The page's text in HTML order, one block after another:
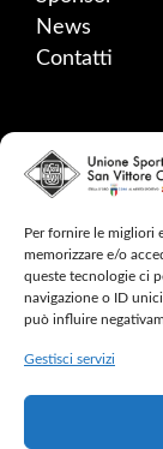
Per fornire le migliori
memorizzare e/o
queste tecnologie ci
navigazione o ID
può influire
Gestisci servizi
News
Contatti
SOCIAL
Instagram
YouTube
2024 ©